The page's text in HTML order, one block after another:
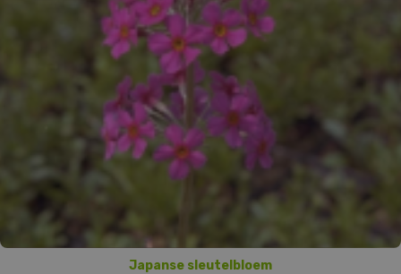
Japanse sleutelbloem